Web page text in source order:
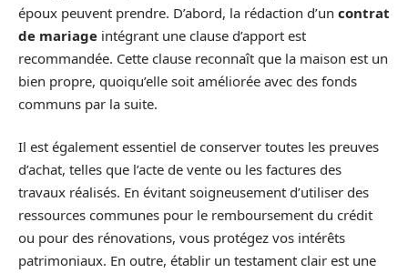
époux peuvent prendre. D’abord, la rédaction d’un contrat
de mariage intégrant une clause d’apport est
recommandée. Cette clause reconnaît que la maison est un
bien propre, quoiqu’elle soit améliorée avec des fonds
communs par la suite.
Il est également essentiel de conserver toutes les preuves
d’achat, telles que l’acte de vente ou les factures des
travaux réalisés. En évitant soigneusement d’utiliser des
ressources communes pour le remboursement du crédit
ou pour des rénovations, vous protégez vos intérêts
patrimoniaux. En outre, établir un testament clair est une